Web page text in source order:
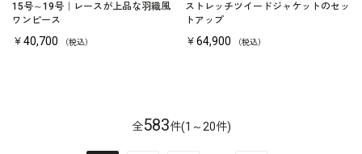
15号～19号｜レースが上品な羽織風
ワンピース
￥40,700 （税込）
ストレッチツイードジャケットのセッ
トアップ
￥64,900 （税込）
全583件(1～20件)